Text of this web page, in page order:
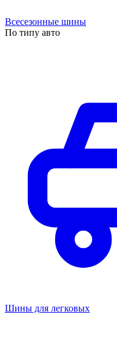
Всесезонные шины
По типу авто
Шины для легковых